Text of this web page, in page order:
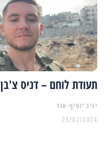
תעודת לוחם – דניס צ'בן
יניב יוסיף-אור
23/02/2024